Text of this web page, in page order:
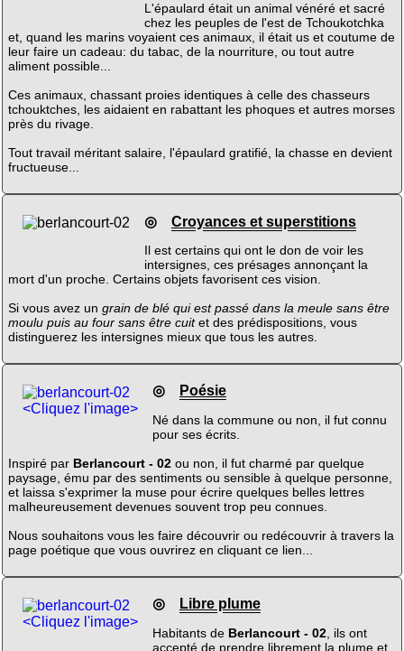
L'épaulard était un animal vénéré et sacré
chez les peuples de l'est de Tchoukotchka
et, quand les marins voyaient ces animaux, il était us et coutume de
leur faire un cadeau: du tabac, de la nourriture, ou tout autre
aliment possible...
Ces animaux, chassant proies identiques à celle des chasseurs
tchouktches, les aidaient en rabattant les phoques et autres morses
près du rivage.
Tout travail méritant salaire, l'épaulard gratifié, la chasse en devient
fructueuse...
◎ Croyances et superstitions
Il est certains qui ont le don de voir les
intersignes, ces présages annonçant la
mort d'un proche. Certains objets favorisent ces vision.
Si vous avez un grain de blé qui est passé dans la meule sans être
moulu puis au four sans être cuitet des prédispositions, vous
distinguerez les intersignes mieux que tous les autres.
<Cliquez l'image>
◎ Poésie
Né dans la commune ou non, il fut connu
pour ses écrits.
Inspiré par Berlancourt - 02ou non, il fut charmé par quelque
paysage, ému par des sentiments ou sensible à quelque personne,
et laissa s'exprimer la muse pour écrire quelques belles lettres
malheureusement devenues souvent trop peu connues.
Nous souhaitons vous les faire découvrir ou redécouvrir à travers la
page poétique que vous ouvrirez en cliquant ce lien...
<Cliquez l'image>
◎ Libre plume
Habitants de Berlancourt - 02, ils ont
accepté de prendre librement la plume et